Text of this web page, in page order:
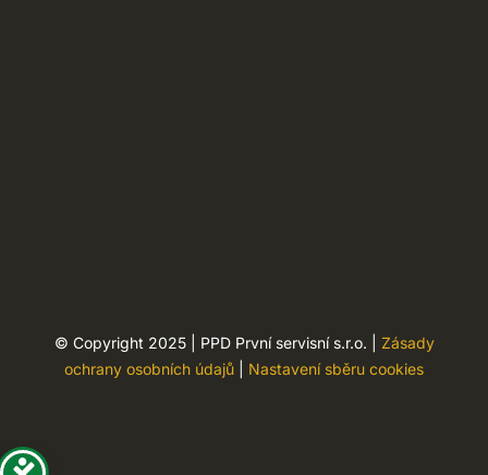
© Copyright 2025 | PPD První servisní s.r.o. | Zásady
ochrany osobních údajů
Nastavení sběru cookies